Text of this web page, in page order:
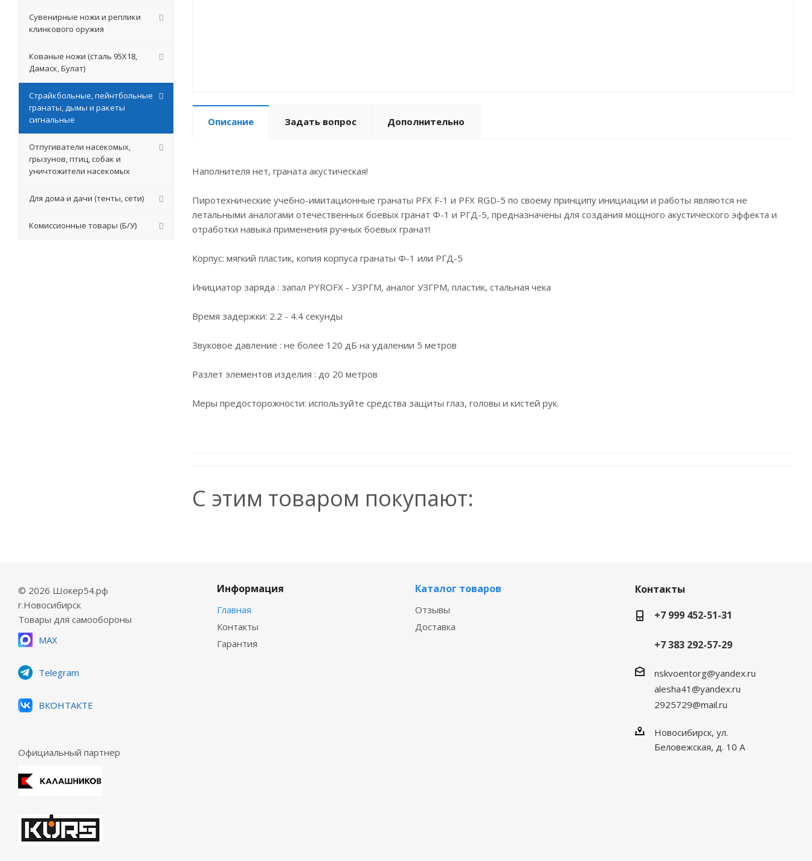
Описание Задать вопрос Дополнительно
Наполнителя нет, граната акустическая!
Пиротехнические учебно-имитационные гранаты PFX F-1 и PFX RGD-5 по своему принципу инициации и работы являются не
летальными аналогами отечественных боевых гранат Ф-1 и РГД-5, предназначены для создания мощного акустического эффекта и
отработки навыка применения ручных боевых гранат!
Корпус: мягкий пластик, копия корпуса гранаты Ф-1 или РГД-5
Инициатор заряда : запал PYROFX - УЗРГМ, аналог УЗГРМ, пластик, стальная чека
Время задержки: 2.2 - 4.4 секунды
Звуковое давление : не более 120 дБ на удалении 5 метров
Разлет элементов изделия : до 20 метров
Меры предосторожности: используйте средства защиты глаз, головы и кистей рук.
С этим товаром покупают:
Сувенирные ножи и реплики
клинкового оружия
Кованые ножи (сталь 95Х18,
Дамаск, Булат)
Страйкбольные, пейнтбольные
гранаты, дымы и ракеты
сигнальные
Отпугиватели насекомых,
грызунов, птиц, собак и
уничтожители насекомых
Для дома и дачи (тенты, сети)
Комиссионные товары (Б/У)
© 2026 Шокер54.рф
г.Новосибирск
Товары для самообороны
MAX
Telegram
ВКОНТАКТЕ
Официальный партнер
Информация
Главная
Контакты
Гарантия
Каталог товаров
Отзывы
Доставка
Контакты
+7 999 452-51-31
+7 383 292-57-29
nskvoentorg@yandex.ru
alesha41@yandex.ru
2925729@mail.ru
Новосибирск, ул.
Беловежская, д. 10 А